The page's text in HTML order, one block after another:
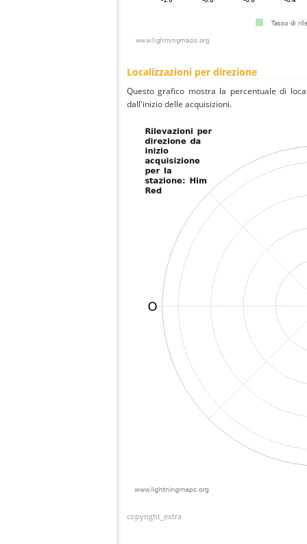
Localizzazioni per direzione
Questo grafico mostra la percentuale di
dall'inizio delle acquisizioni.
copyright_extra